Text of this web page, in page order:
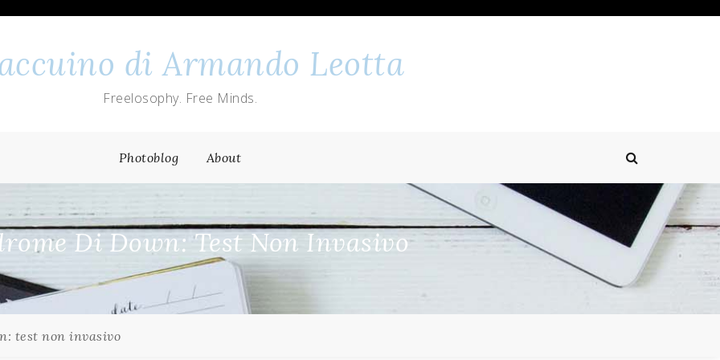
di Armando Leotta
Freelosophy. Free Minds.
Photoblog About
Di Down: Test Non Invasivo
test non invasivo